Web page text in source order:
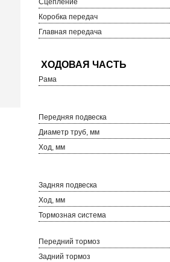
Сцепление
Коробка передач
Главная передача
Рама
Передняя подвеска
Диаметр труб, мм
Ход, мм
Задняя подвеска
Ход, мм
Тормозная система
Передний тормоз
Задний тормоз